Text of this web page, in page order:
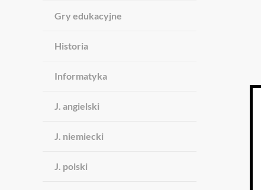
Gry edukacyjne
Historia
Informatyka
J. angielski
J. niemiecki
J. polski